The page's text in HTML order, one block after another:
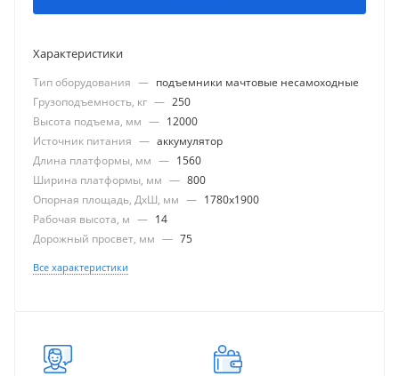
Характеристики
Тип оборудования — подъемники мачтовые несамоходные
Грузоподъемность, кг — 250
Высота подъема, мм — 12000
Источник питания — аккумулятор
Длина платформы, мм — 1560
Ширина платформы, мм — 800
Опорная площадь, ДхШ, мм — 1780x1900
Рабочая высота, м — 14
Дорожный просвет, мм — 75
Все характеристики